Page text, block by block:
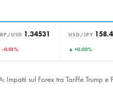
USD 1.34531
-0.01%
USD/JPY
▲ +0.00%
Impatti sul Forex tra Tariffe Trump e